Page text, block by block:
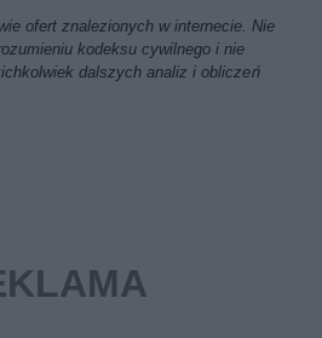
ofert znalezionych w internecie. Nie
kodeksu cywilnego i nie
dalszych analiz i obliczeń